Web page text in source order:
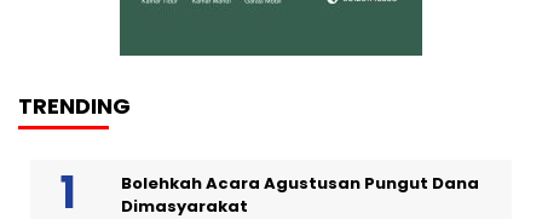
TRENDING
Bolehkah Acara Agustusan Pungut Dana
Dimasyarakat